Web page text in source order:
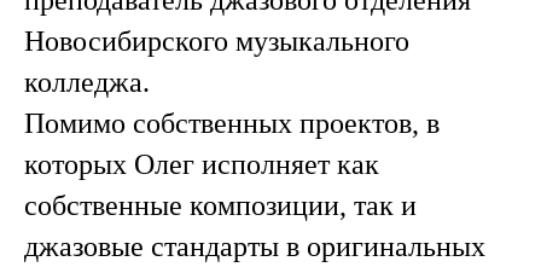
Новосибирского музыкального
колледжа.
Помимо собственных проектов, в
которых Олег исполняет как
собственные композиции, так и
джазовые стандарты в оригинальных